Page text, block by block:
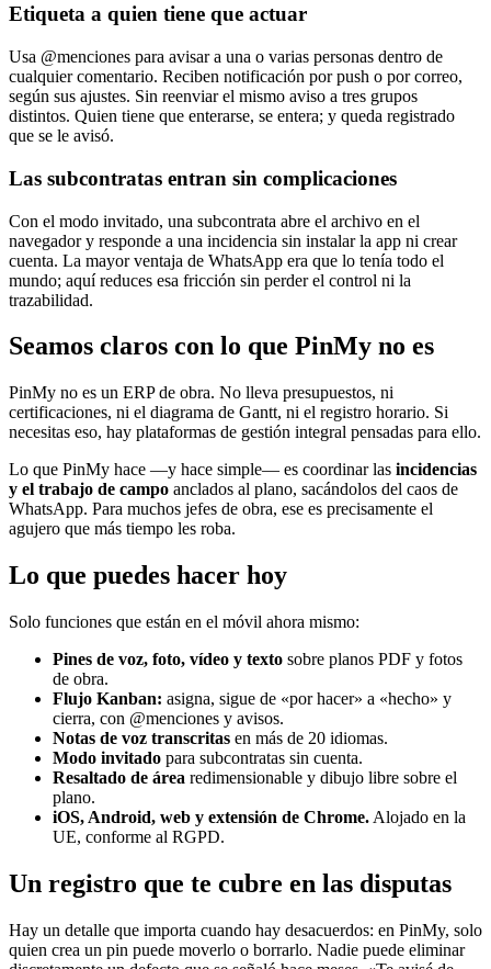
Etiqueta a quien tiene que actuar
Usa @menciones para avisar a una o varias personas dentro de
cualquier comentario. Reciben notificación por push o por correo,
según sus ajustes. Sin reenviar el mismo aviso a tres grupos
distintos. Quien tiene que enterarse, se entera; y queda registrado
que se le avisó.
Las subcontratas entran sin complicaciones
Con el modo invitado, una subcontrata abre el archivo en el
navegador y responde a una incidencia sin instalar la app ni crear
cuenta. La mayor ventaja de WhatsApp era que lo tenía todo el
mundo; aquí reduces esa fricción sin perder el control ni la
trazabilidad.
Seamos claros con lo que PinMy no es
PinMy no es un ERP de obra. No lleva presupuestos, ni
certificaciones, ni el diagrama de Gantt, ni el registro horario. Si
necesitas eso, hay plataformas de gestión integral pensadas para ello.
Lo que PinMy hace —y hace simple— es coordinar las incidencias
y el trabajo de campo anclados al plano, sacándolos del caos de
WhatsApp. Para muchos jefes de obra, ese es precisamente el
agujero que más tiempo les roba.
Lo que puedes hacer hoy
Solo funciones que están en el móvil ahora mismo:
Pines de voz, foto, vídeo y texto sobre planos PDF y fotos
de obra.
Flujo Kanban: asigna, sigue de «por hacer» a «hecho» y
cierra, con @menciones y avisos.
Notas de voz transcritas en más de 20 idiomas.
Modo invitado para subcontratas sin cuenta.
Resaltado de área redimensionable y dibujo libre sobre el
plano.
iOS, Android, web y extensión de Chrome. Alojado en la
UE, conforme al RGPD.
Un registro que te cubre en las disputas
Hay un detalle que importa cuando hay desacuerdos: en PinMy, solo
quien crea un pin puede moverlo o borrarlo. Nadie puede eliminar